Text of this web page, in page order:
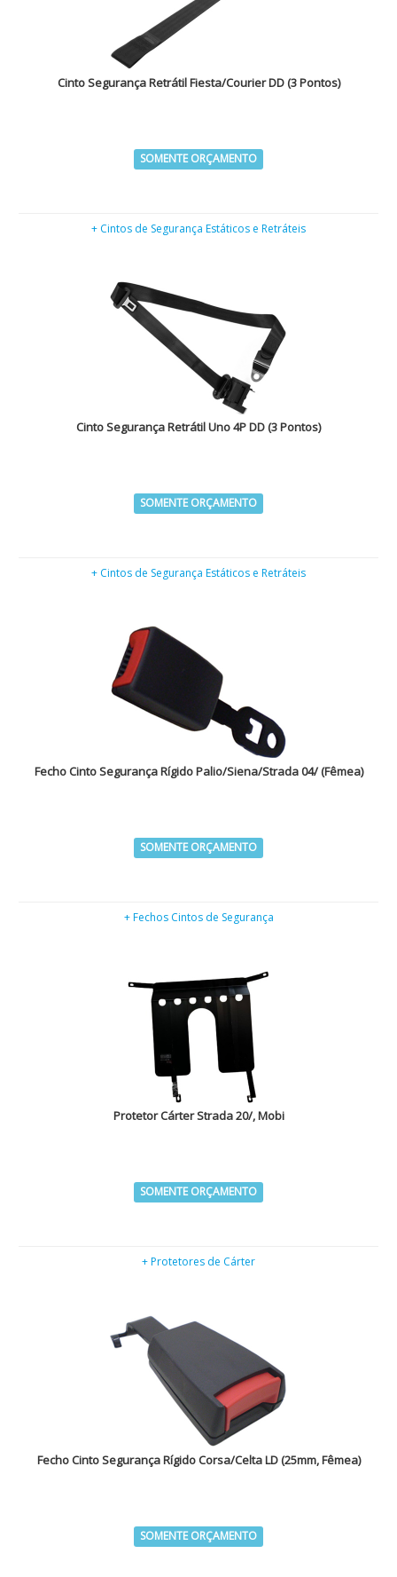
Cinto Segurança Retrátil Fiesta/Courier DD (3 Pontos)
SOMENTE ORÇAMENTO
+ Cintos de Segurança Estáticos e Retráteis
Cinto Segurança Retrátil Uno 4P DD (3 Pontos)
SOMENTE ORÇAMENTO
+ Cintos de Segurança Estáticos e Retráteis
Fecho Cinto Segurança Rígido Palio/Siena/Strada 04/ (Fêmea)
SOMENTE ORÇAMENTO
+ Fechos Cintos de Segurança
Protetor Cárter Strada 20/, Mobi
SOMENTE ORÇAMENTO
+ Protetores de Cárter
Fecho Cinto Segurança Rígido Corsa/Celta LD (25mm, Fêmea)
SOMENTE ORÇAMENTO